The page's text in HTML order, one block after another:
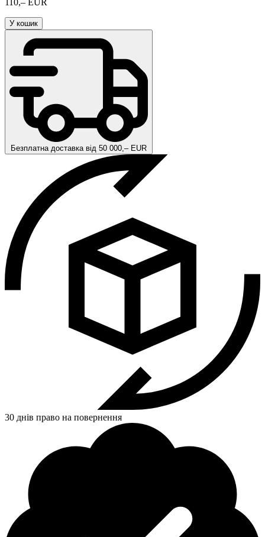
110,– EUR
У кошик
Безплатна доставка від 50 000,– EUR
30 днів право на повернення